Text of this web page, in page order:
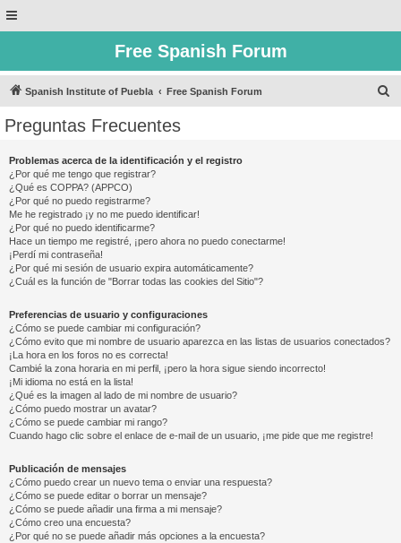
Free Spanish Forum
Spanish Institute of Puebla Free Spanish Forum
Preguntas Frecuentes
Problemas acerca de la identificación y el registro
¿Por qué me tengo que registrar?
¿Qué es COPPA? (APPCO)
¿Por qué no puedo registrarme?
Me he registrado ¡y no me puedo identificar!
¿Por qué no puedo identificarme?
Hace un tiempo me registré, ¡pero ahora no puedo conectarme!
¡Perdí mi contraseña!
¿Por qué mi sesión de usuario expira automáticamente?
¿Cuál es la función de "Borrar todas las cookies del Sitio"?
Preferencias de usuario y configuraciones
¿Cómo se puede cambiar mi configuración?
¿Cómo evito que mi nombre de usuario aparezca en las listas de usuarios conectados?
¡La hora en los foros no es correcta!
Cambié la zona horaria en mi perfil, ¡pero la hora sigue siendo incorrecto!
¡Mi idioma no está en la lista!
¿Qué es la imagen al lado de mi nombre de usuario?
¿Cómo puedo mostrar un avatar?
¿Cómo se puede cambiar mi rango?
Cuando hago clic sobre el enlace de e-mail de un usuario, ¡me pide que me registre!
Publicación de mensajes
¿Cómo puedo crear un nuevo tema o enviar una respuesta?
¿Cómo se puede editar o borrar un mensaje?
¿Cómo se puede añadir una firma a mi mensaje?
¿Cómo creo una encuesta?
¿Por qué no se puede añadir más opciones a la encuesta?